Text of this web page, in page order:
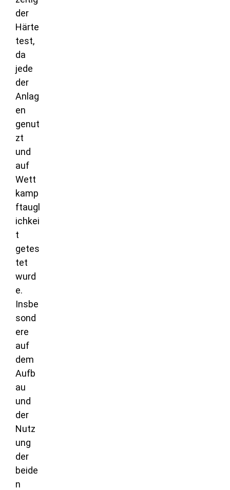
der
Härte
test,
da
jede
der
Anlag
en
genut
zt
und
auf
Wett
kamp
ftaugl
ichkei
t
getes
tet
wurd
e.
Insbe
sond
ere
auf
dem
Aufb
au
und
der
Nutz
ung
der
beide
n